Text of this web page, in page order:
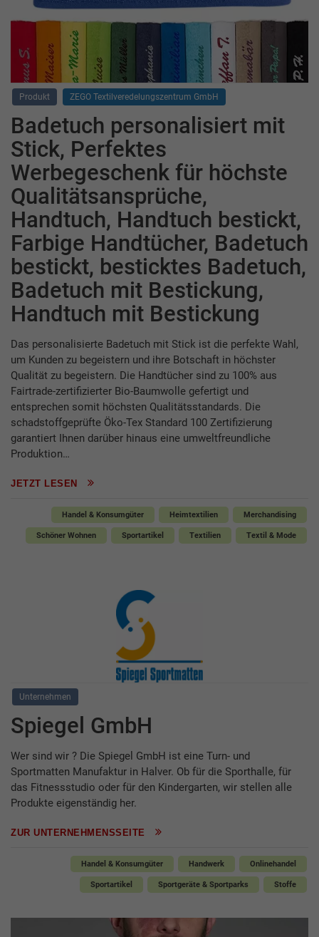
Produkt ZEGO Textilveredelungszentrum GmbH
Badetuch personalisiert mit
Stick, Perfektes
Werbegeschenk für höchste
Qualitätsansprüche,
Handtuch, Handtuch bestickt,
Farbige Handtücher, Badetuch
bestickt, besticktes Badetuch,
Badetuch mit Bestickung,
Handtuch mit Bestickung
Das personalisierte Badetuch mit Stick ist die perfekte Wahl,
um Kunden zu begeistern und ihre Botschaft in höchster
Qualität zu begeistern. Die Handtücher sind zu 100% aus
Fairtrade-zertifizierter Bio-Baumwolle gefertigt und
entsprechen somit höchsten Qualitätsstandards. Die
schadstoffgeprüfte Öko-Tex Standard 100 Zertifizierung
garantiert Ihnen darüber hinaus eine umweltfreundliche
Produktion…
JETZT LESEN
Handel & Konsumgüter Heimtextilien Merchandising
Schöner Wohnen Sportartikel Textilien Textil & Mode
Unternehmen
Spiegel GmbH
Wer sind wir ? Die Spiegel GmbH ist eine Turn- und
Sportmatten Manufaktur in Halver. Ob für die Sporthalle, für
das Fitnessstudio oder für den Kindergarten, wir stellen alle
Produkte eigenständig her.
ZUR UNTERNEHMENSSEITE
Handel & Konsumgüter Handwerk Onlinehandel
Sportartikel Sportgeräte & Sportparks Stoffe